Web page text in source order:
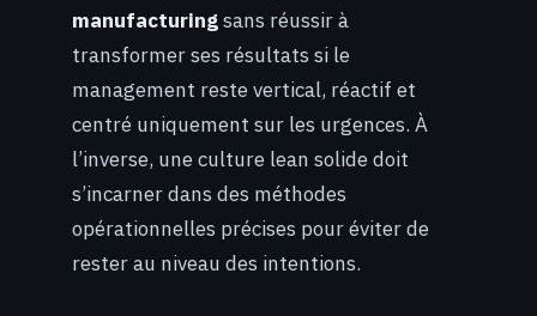
manufacturingsans réussir à
transformer ses résultats si le
management reste vertical, réactif et
centré uniquement sur les urgences. À
l’inverse, une culture lean solide doit
s’incarner dans des méthodes
opérationnelles précises pour éviter de
rester au niveau des intentions.